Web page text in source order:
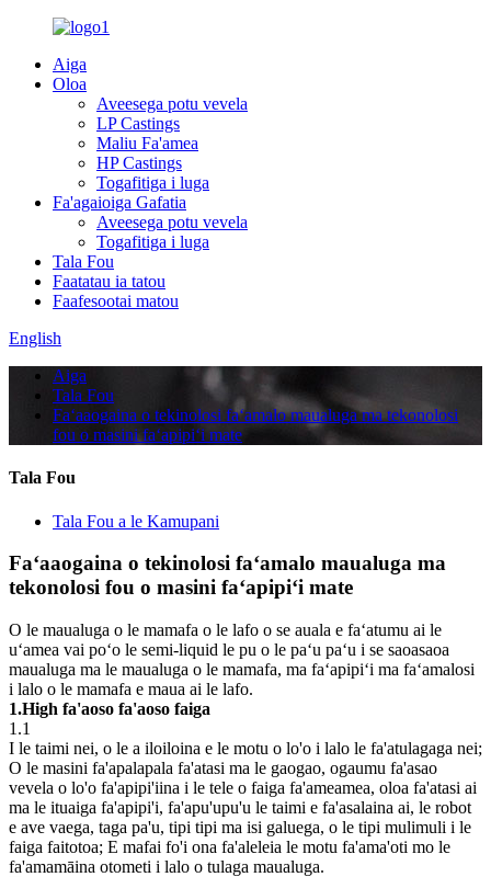
Aiga
Oloa
Aveesega potu vevela
LP Castings
Maliu Fa'amea
HP Castings
Togafitiga i luga
Fa'agaioiga Gafatia
Aveesega potu vevela
Togafitiga i luga
Tala Fou
Faatatau ia tatou
Faafesootai matou
English
Aiga
Tala Fou
Faʻaaogaina o tekinolosi faʻamalo maualuga ma tekonolosi
fou o masini faʻapipiʻi mate
Tala Fou
Tala Fou a le Kamupani
Faʻaaogaina o tekinolosi faʻamalo maualuga ma
tekonolosi fou o masini faʻapipiʻi mate
O le maualuga o le mamafa o le lafo o se auala e faʻatumu ai le
uʻamea vai poʻo le semi-liquid le pu o le paʻu paʻu i se saoasaoa
maualuga ma le maualuga o le mamafa, ma faʻapipiʻi ma faʻamalosi
i lalo o le mamafa e maua ai le lafo.
1.High fa'aoso fa'aoso faiga
1.1
I le taimi nei, o le a iloiloina e le motu o lo'o i lalo le fa'atulagaga nei;
O le masini fa'apalapala fa'atasi ma le gaogao, ogaumu fa'asao
vevela o lo'o fa'apipi'iina i le tele o faiga fa'ameamea, oloa fa'atasi ai
ma le ituaiga fa'apipi'i, fa'apu'upu'u le taimi e fa'asalaina ai, le robot
e ave vaega, taga pa'u, tipi tipi ma isi galuega, o le tipi mulimuli i le
faiga faitotoa; E mafai fo'i ona fa'aleleia le motu fa'ama'oti mo le
fa'amamāina otometi i lalo o tulaga maualuga.